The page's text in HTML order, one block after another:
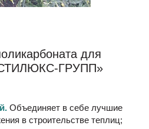
для
ГРУПП»
Объединяет в себе лучшие
в строительстве теплиц;